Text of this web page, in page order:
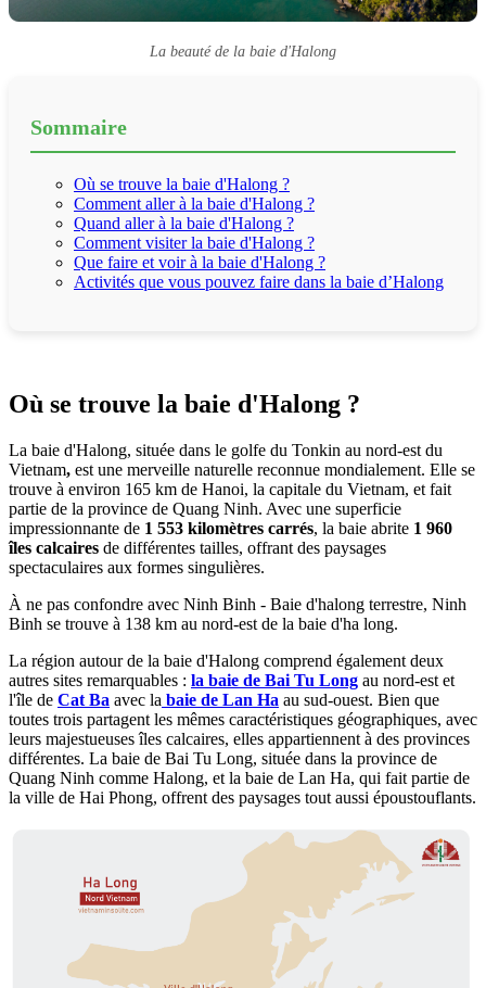
La beauté de la baie d'Halong
Sommaire
Où se trouve la baie d'Halong ?
Comment aller à la baie d'Halong ?
Quand aller à la baie d'Halong ?
Comment visiter la baie d'Halong ?
Que faire et voir à la baie d'Halong ?
Activités que vous pouvez faire dans la baie d’Halong
Où se trouve la baie d'Halong ?
La baie d'Halong, située dans le golfe du Tonkin au nord-est du
Vietnam, est une merveille naturelle reconnue mondialement. Elle se
trouve à environ 165 km de Hanoi, la capitale du Vietnam, et fait
partie de la province de Quang Ninh. Avec une superficie
impressionnante de 1 553 kilomètres carrés, la baie abrite 1 960
îles calcaires de différentes tailles, offrant des paysages
spectaculaires aux formes singulières.
À ne pas confondre avec Ninh Binh - Baie d'halong terrestre, Ninh
Binh se trouve à 138 km au nord-est de la baie d'ha long.
La région autour de la baie d'Halong comprend également deux
autres sites remarquables : la baie de Bai Tu Long au nord-est et
l'île de Cat Ba avec la baie de Lan Ha au sud-ouest. Bien que
toutes trois partagent les mêmes caractéristiques géographiques, avec
leurs majestueuses îles calcaires, elles appartiennent à des provinces
différentes. La baie de Bai Tu Long, située dans la province de
Quang Ninh comme Halong, et la baie de Lan Ha, qui fait partie de
la ville de Hai Phong, offrent des paysages tout aussi époustouflants.